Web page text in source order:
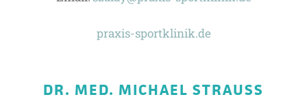
praxis-sportklinik.de
DR. MED. MICHAEL STRAUSS